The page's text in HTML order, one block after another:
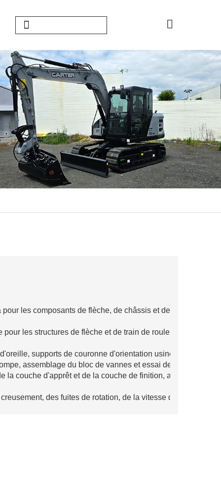
les composants de flèche, de châssis et de cadre afin de
pour les structures de flèche et de train de roulement afin
supports de couronne d'orientation usinés par
assemblage du bloc de vannes et essai de pression des
la couche d'apprêt et de la couche de finition, avec une
des fuites de rotation, de la vitesse de